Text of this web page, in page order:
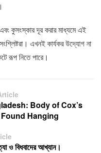
কুসংস্কার দূর করার মাধ্যমে এই
এখনই কার্যকর উদ্যোগ না
রূপ নিতে পারে।
Body of Cox’s
Hanging
ও বিধবাদের আখ্যান।